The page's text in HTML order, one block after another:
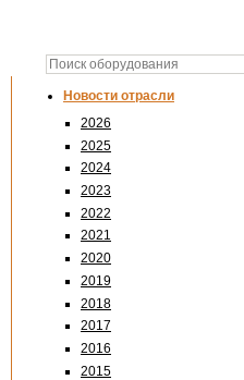
Новости отрасли
2026
2025
2024
2023
2022
2021
2020
2019
2018
2017
2016
2015